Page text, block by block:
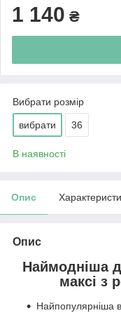
1 140 ₴
Вибрати розмір
вибрати 36
В наявності
Опис
Опис
Наймодніша
максі з
Найпопулярніша